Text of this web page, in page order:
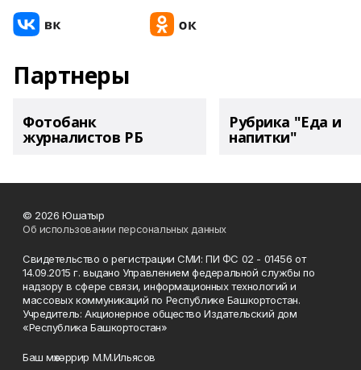
Партнеры
Фотобанк
журналистов РБ
Рубрика "Еда и
напитки"
© 2026 Юшатыр
Об использовании персональных данных
Свидетельство о регистрации СМИ: ПИ ФС 02 - 01456 от
14.09.2015 г. выдано Управлением федеральной службы по
надзору в сфере связи, информационных технологий и
массовых коммуникаций по Республике Башкортостан.
Учредитель: Акционерное общество Издательский дом
«Республика Башкортостан»
Баш мөхәррир М.М.Ильясов